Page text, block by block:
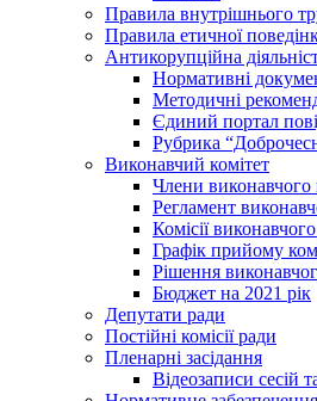
Правила внутрішнього
Правила етичної
Антикорупційна
Нормативні
Методичні
Єдиний портал
Рубрика
Виконавчий комітет
Члени виконавчого
Регламент
Комісії
Графік прийому
Рішення
Бюджет на 2021 рік
Депутати ради
Постійні комісії ради
Пленарні засідання
Відеозаписи сесій